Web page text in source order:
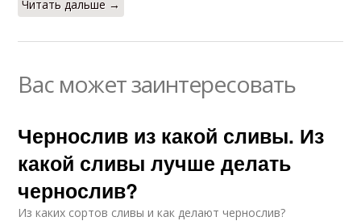
Читать дальше →
Вас может заинтересовать
Чернослив из какой сливы. Из
какой сливы лучше делать
чернослив?
Из каких сортов сливы и как делают чернослив?